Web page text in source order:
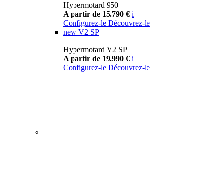
Hypermotard 950
A partir de 15.790 € i
Configurez-le Découvrez-le
new V2 SP
Hypermotard V2 SP
A partir de 19.990 € i
Configurez-le Découvrez-le